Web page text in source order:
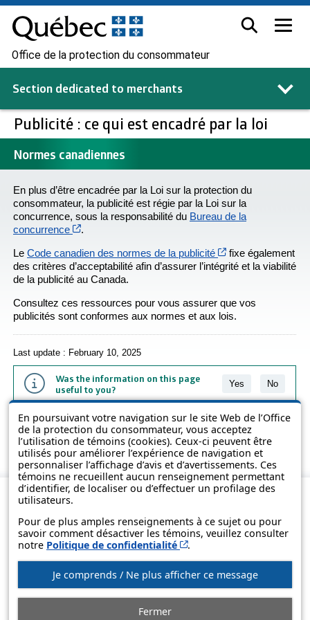
En poursuivant votre navigation sur le site Web de l’Office
de la protection du consommateur, vous acceptez
l’utilisation de témoins (cookies). Ceux-ci peuvent être
utilisés pour améliorer l’expérience de navigation et
personnaliser l’affichage d’avis et d’avertissements. Ces
témoins ne recueillent aucun renseignement permettant
d’identifier, de localiser ou d’effectuer un profilage des
utilisateurs.
Pour de plus amples renseignements à ce sujet ou pour
savoir comment désactiver les témoins, veuillez consulter
notre Politique de confidentialité Cet hyperlien s’ouvrira
.
Je comprends / Ne plus afficher ce message
Fermer
Office de la protection du consommateur
Section dedicated to merchants
Publicité : ce qui est encadré par la loi
Normes canadiennes
En plus d’être encadrée par la Loi sur la protection du
consommateur, la publicité est régie par la Loi sur la
concurrence, sous la responsabilité du Bureau de la
concurrence
Cet hyperlien s’ouvrira dans une nouvelle fenêtre
.
Le Code canadien des normes de la publicité Cet hyperlien
fixe également
des critères d’acceptabilité afin d’assurer l’intégrité et la viabilité
de la publicité au Canada.
Consultez ces ressources pour vous assurer que vos
publicités sont conformes aux normes et aux lois.
Last update : February 10, 2025
Was the information on this page
useful to you?
Yes No
The information contained on this page is presented in simple terms to
make it easier to understand. It does not replace the texts of the laws
and regulations.
© Government of Québec, 2013-2025